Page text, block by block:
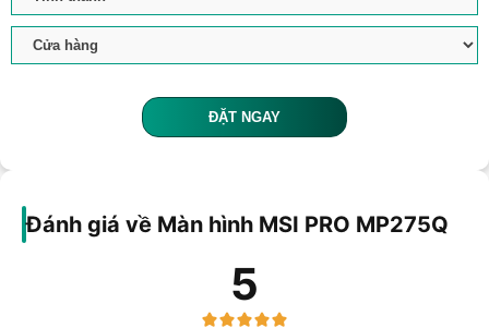
ĐẶT NGAY
Đánh giá về Màn hình MSI PRO MP275Q
5